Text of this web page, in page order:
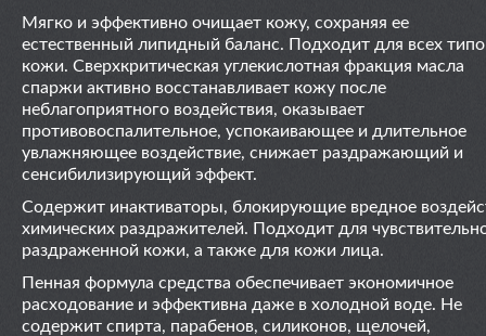
Мягко и эффективно очищает кожу, сохраняя ее
естественный липидный баланс. Подходит для всех
кожи. Сверхкритическая углекислотная фракция масла
спаржи активно восстанавливает кожу после
неблагоприятного воздействия, оказывает
противовоспалительное, успокаивающее и длительное
увлажняющее воздействие, снижает раздражающий и
сенсибилизирующий эффект.
Содержит инактиваторы, блокирующие вредное
химических раздражителей. Подходит для
раздраженной кожи, а также для кожи лица.
Пенная формула средства обеспечивает экономичное
расходование и эффективна даже в холодной воде. Не
содержит спирта, парабенов, силиконов, щелочей,